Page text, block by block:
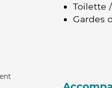
Toilette
Gardes